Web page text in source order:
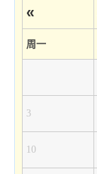
«
周一
3
10